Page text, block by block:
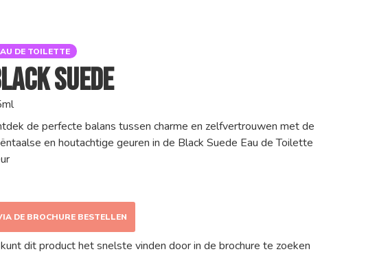
DE TOILETTE
Suede
de perfecte balans tussen charme en zelfvertrouwen met de
en houtachtige geuren in de Black Suede Eau de Toilette
DE BROCHURE BESTELLEN
kunt dit product het snelste vinden door in de brochure te zoeken